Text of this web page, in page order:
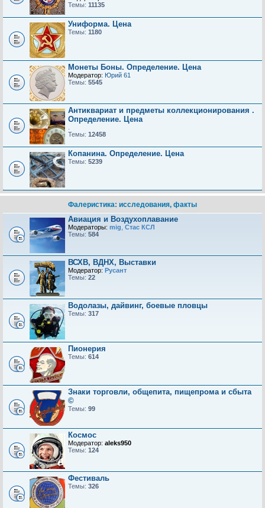
Темы: 11135
Униформа. Цена
Темы: 1180
Монеты Боны. Определение. Цена
Модератор: Юрий 61
Темы: 5545
Антиквариат и предметы коллекционирования .
Определение. Цена
Темы: 12458
Копанина. Определение. Цена
Темы: 5239
Фалеристика: исследования, факты
Авиация и Воздухоплавание
Модераторы: mig Стас КСЛ
Темы: 584
ВСХВ, ВДНХ, Выставки
Модератор: Русант
Темы: 22
Водолазы, дайвинг, боевые пловцы
Темы: 317
Пионерия
Темы: 614
Знаки торговли, общепита, пищепрома и сбыта
©
Темы: 99
Космос
Модератор: aleks950
Темы: 124
Фестиваль
Темы: 326